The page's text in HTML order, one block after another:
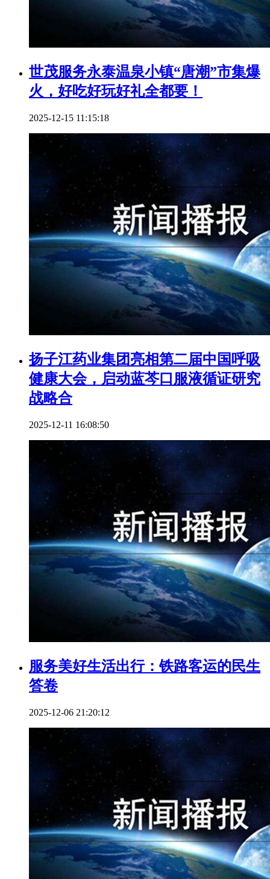
世茂服务永泰温泉小镇“唐潮”市集爆
火，好吃好玩好礼全都要！
2025-12-15 11:15:18
扬子江药业集团亮相第二届中国呼吸
健康大会，启动蓝芩口服液循证研究
战略合
2025-12-11 16:08:50
服务美好生活出行：铁路客运的民生
答卷
2025-12-06 21:20:12